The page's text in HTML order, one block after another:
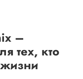
–
тех, кто